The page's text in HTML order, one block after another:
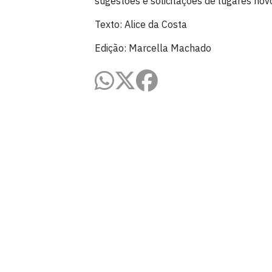
Texto: Alice da Costa
Edição: Marcella Machado